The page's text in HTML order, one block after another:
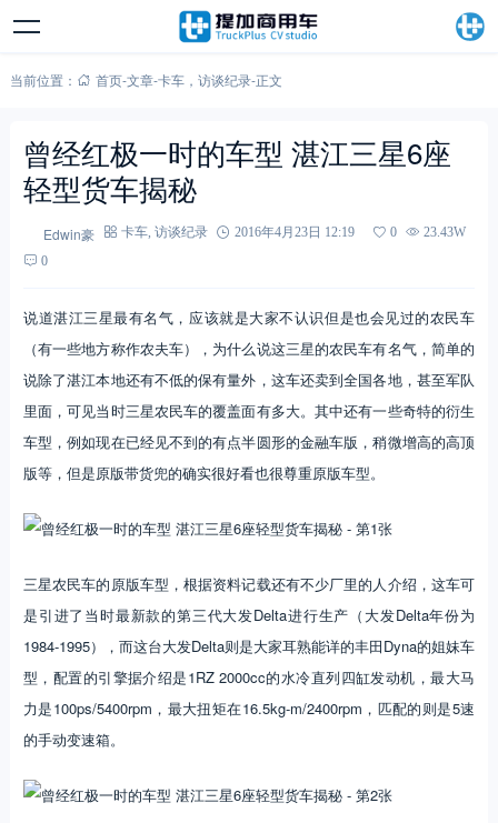
当前位置： 首页-文章-卡车， 访谈纪录-正文
曾经红极一时的车型 湛江三星6座
轻型货车揭秘
Edwin豪 卡车, 访谈纪录 2016年4月23日 12:19 0
23.43W
0
说道湛江三星最有名气，应该就是大家不认识但是也会见过的农民车
（有一些地方称作农夫车），为什么说这三星的农民车有名气，简单的
说除了湛江本地还有不低的保有量外，这车还卖到全国各地，甚至军队
里面，可见当时三星农民车的覆盖面有多大。其中还有一些奇特的衍生
车型，例如现在已经见不到的有点半圆形的金融车版，稍微增高的高顶
版等，但是原版带货兜的确实很好看也很尊重原版车型。
三星农民车的原版车型，根据资料记载还有不少厂里的人介绍，这车可
是引进了当时最新款的第三代大发Delta进行生产（大发Delta年份为
1984-1995），而这台大发Delta则是大家耳熟能详的丰田Dyna的姐妹车
型，配置的引擎据介绍是1RZ 2000cc的水冷直列四缸发动机，最大马
力是100ps/5400rpm，最大扭矩在16.5kg-m/2400rpm，匹配的则是5速
的手动变速箱。